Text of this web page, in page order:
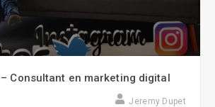
Consultant en marketing digital
Jeremy Dupet